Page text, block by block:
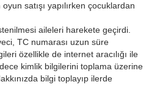
satışı yapılırken çocuklardan
aileleri harekete geçirdi.
TC numarası uzun süre
özellikle de internet aracılığı ile
kimlik bilgilerini toplama üzerine
bilgi toplayıp ilerde